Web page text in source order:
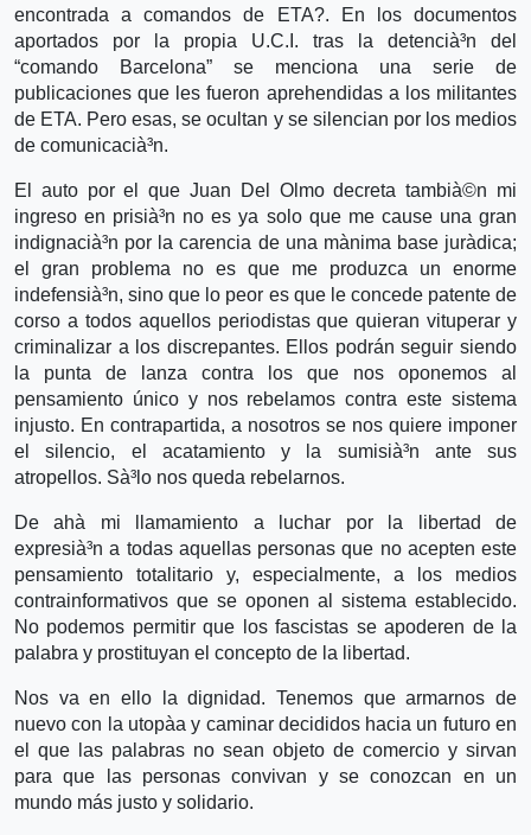
encontrada a comandos de ETA?. En los documentos
aportados por la propia U.C.I. tras la detencià³n del
“comando Barcelona” se menciona una serie de
publicaciones que les fueron aprehendidas a los militantes
de ETA. Pero esas, se ocultan y se silencian por los medios
de comunicacià³n.
El auto por el que Juan Del Olmo decreta tambià©n mi
ingreso en prisià³n no es ya solo que me cause una gran
indignacià³n por la carencia de una mà­nima base jurà­dica;
el gran problema no es que me produzca un enorme
indefensià³n, sino que lo peor es que le concede patente de
corso a todos aquellos periodistas que quieran vituperar y
criminalizar a los discrepantes. Ellos podrán seguir siendo
la punta de lanza contra los que nos oponemos al
pensamiento único y nos rebelamos contra este sistema
injusto. En contrapartida, a nosotros se nos quiere imponer
el silencio, el acatamiento y la sumisià³n ante sus
atropellos. Sà³lo nos queda rebelarnos.
De ahà­ mi llamamiento a luchar por la libertad de
expresià³n a todas aquellas personas que no acepten este
pensamiento totalitario y, especialmente, a los medios
contrainformativos que se oponen al sistema establecido.
No podemos permitir que los fascistas se apoderen de la
palabra y prostituyan el concepto de la libertad.
Nos va en ello la dignidad. Tenemos que armarnos de
nuevo con la utopà­a y caminar decididos hacia un futuro en
el que las palabras no sean objeto de comercio y sirvan
para que las personas convivan y se conozcan en un
mundo más justo y solidario.